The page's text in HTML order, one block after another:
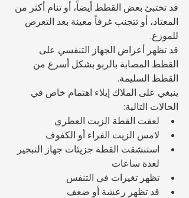
قد تختبئ بعض القطط أيضاً، أو تنام أكثر من
المعتاد، أو تتجنب غرفاً معينة بعد التعرض
للموزع.
قد تظهر أعراض الجهاز التنفسي على
القطط المصابة بالربو بشكل أسرع من
القطط السليمة.
ينبغي على الملاك إيلاء اهتمام خاص في
الحالات التالية:
لعقت القطة الزيت العطري
لامس الزيت الفراء أو الكفوف
استنشقت القطة جزيئات جهاز التبخير
لعدة ساعات
تظهر تغيرات في التنفس
قد تظهر رعشة أو ضعف